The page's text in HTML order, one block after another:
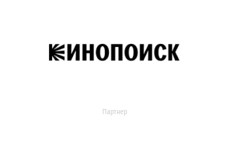
Партнер